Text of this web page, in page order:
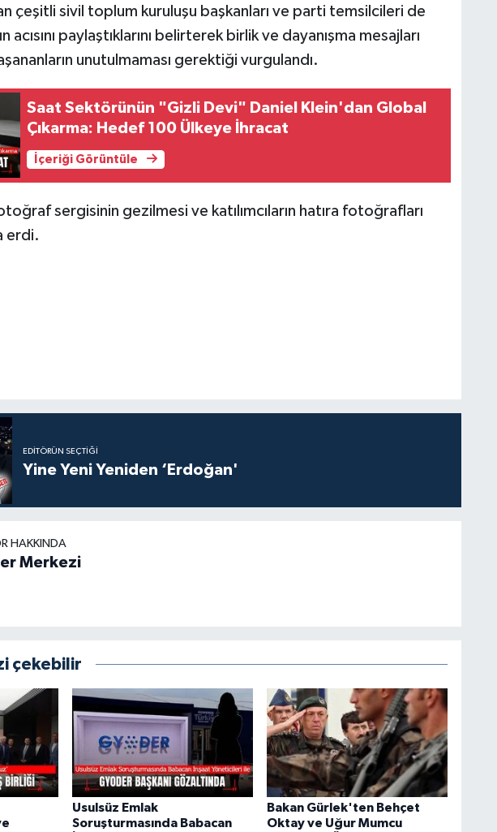
çeşitli sivil toplum kuruluşu başkanları ve parti temsilcileri de
acısını paylaştıklarını belirterek birlik ve dayanışma mesajları
unutulmaması gerektiği vurgulandı.
Saat Sektörünün "Gizli Devi" Daniel Klein'dan Global
Çıkarma: Hedef 100 Ülkeye İhracat
İçeriği Görüntüle
sergisinin gezilmesi ve katılımcıların hatıra fotoğrafları
erdi.
EDITÖRÜN SEÇTIĞI
Yine Yeni Yeniden ‘Erdoğan'
HAKKINDA
Merkezi
çekebilir
Usulsüz Emlak
Soruşturmasında Babacan
Bakan Gürlek'ten Behçet
Oktay ve Uğur Mumcu